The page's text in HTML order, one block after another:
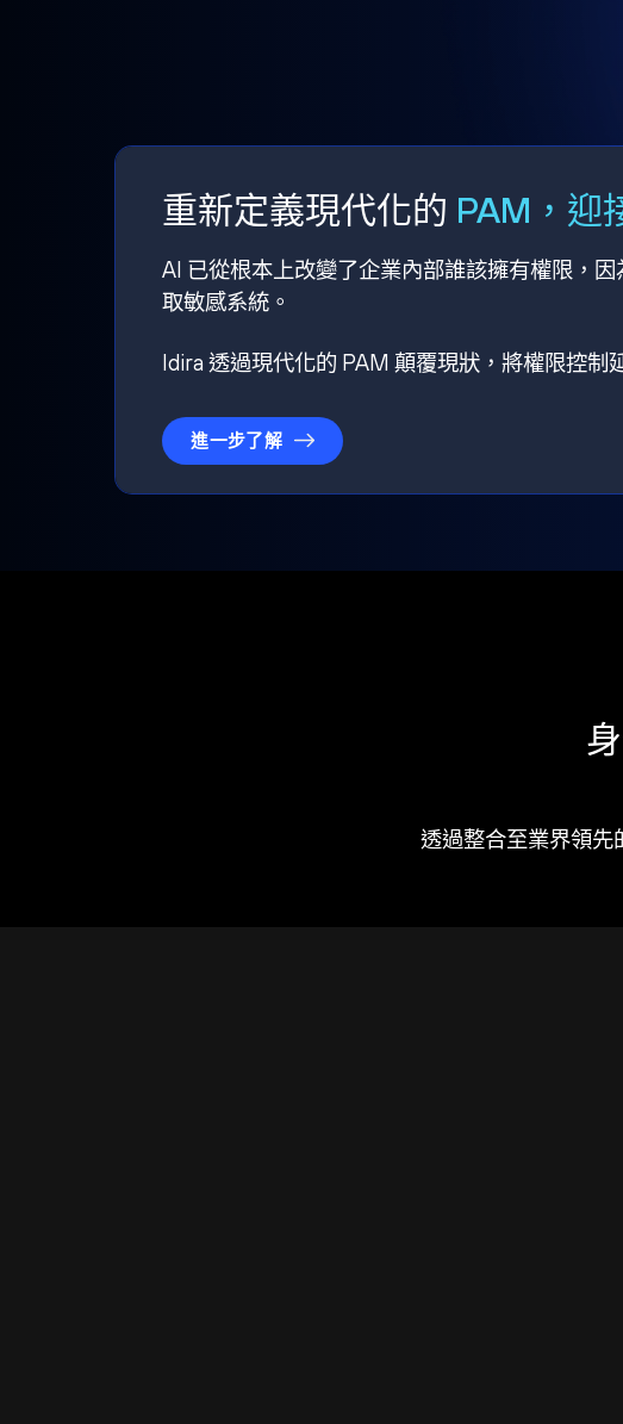
重新定義現代化的 PAM，迎
AI 已從根本上改變了企業內部誰該擁有權限，
取敏感系統。
Idira 透過現代化的 PAM 顛覆現狀，將權限控制
進一步了解
透過整合至業界領先